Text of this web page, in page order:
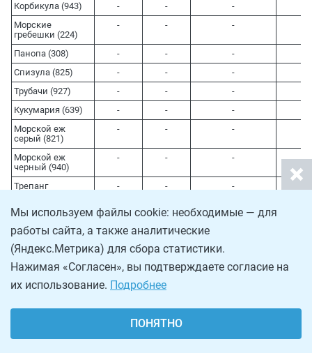
Корбикула (943) - - -
Морские
гребешки (224)
- - -
Панопа (308) - - -
Спизула (825)
- - -
Трубачи (927)
- - -
Кукумария (639)
- - -
Морской еж
серый (821)
- - -
Морской еж
черный (940)
- - - -
Трепанг
(961)
- - -
Ламинарии (949)
Петушок (563)
Устрицы (81)
- -
<1> Допустимо перераспределение объема общего
Мы используем файлы cookie: необходимые — для
работы сайта, а также аналитические
(Яндекс.Метрика) для сбора статистики.
Нажимая «Согласен», вы подтверждаете согласие на
их использование. Подробнее
ПОНЯТНО